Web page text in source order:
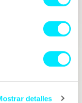
detalles